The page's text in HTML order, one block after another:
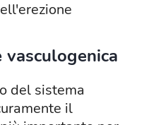
del sistema
il